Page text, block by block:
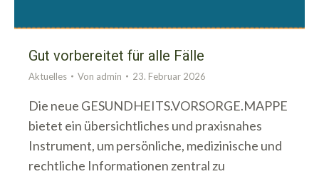
Gut vorbereitet für alle Fälle
Aktuelles Von admin 23. Februar 2026
Die neue GESUNDHEITS.VORSORGE.MAPPE
bietet ein übersichtliches und praxisnahes
Instrument, um persönliche, medizinische und
rechtliche Informationen zentral zu